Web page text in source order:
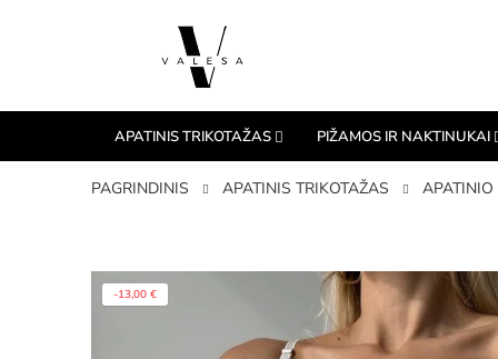
APATINIS TRIKOTAŽAS PIŽAMOS IR NAKTINUKAI
PAGRINDINIS APATINIS TRIKOTAŽAS
-13,00 €